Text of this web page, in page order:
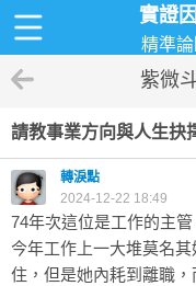
實證
精準
紫微
請教事業方向與人生抉
轉淚點
2024-12-22 18:49
74年次這位是工作的主管
今年工作上一大堆莫名
住，但是她內耗到離職